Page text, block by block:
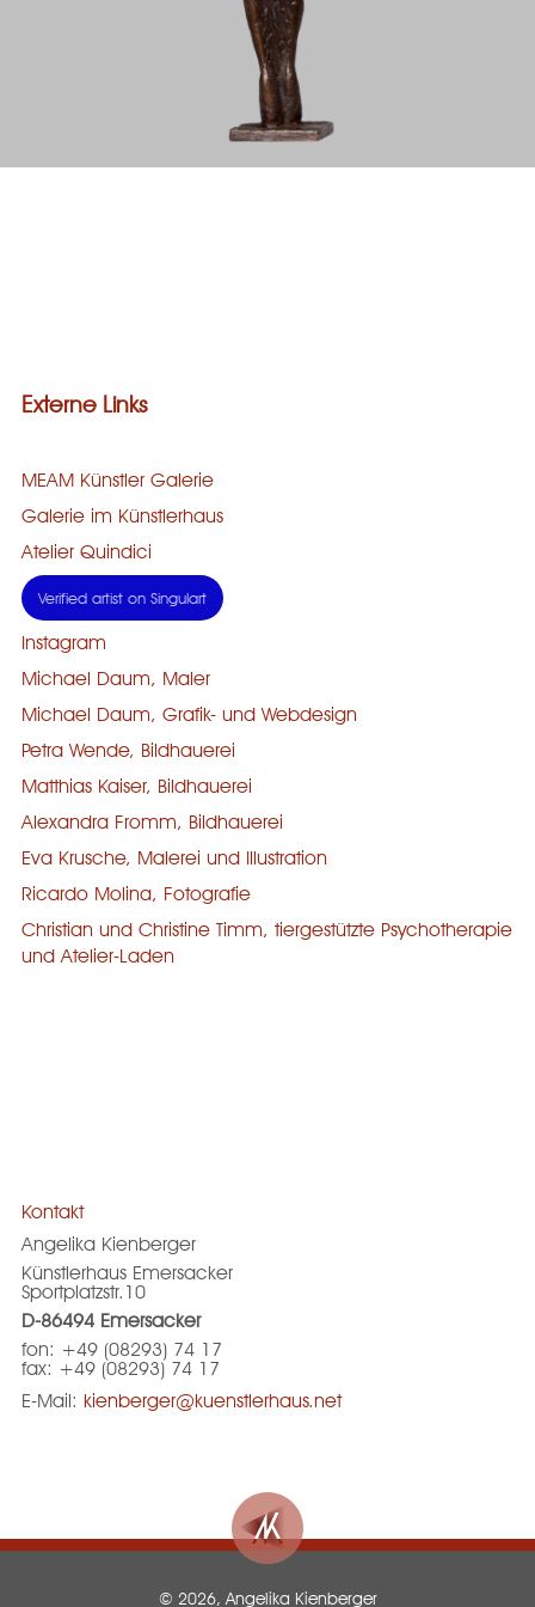
Externe Links
MEAM Künstler Galerie
Galerie im Künstlerhaus
Atelier Quindici
Verified artist on Singulart
Instagram
Michael Daum, Maler
Michael Daum, Grafik- und Webdesign
Petra Wende, Bildhauerei
Matthias Kaiser, Bildhauerei
Alexandra Fromm, Bildhauerei
Eva Krusche, Malerei und Illustration
Ricardo Molina, Fotografie
Christian und Christine Timm, tiergestützte Psychotherapie
und Atelier-Laden
Kontakt
Angelika Kienberger
Künstlerhaus Emersacker
Sportplatzstr.10
D-86494 Emersacker
fon: +49 (08293) 74 17
fax: +49 (08293) 74 17
E-Mail: kienberger@kuenstlerhaus.net
© 2026, Angelika Kienberger